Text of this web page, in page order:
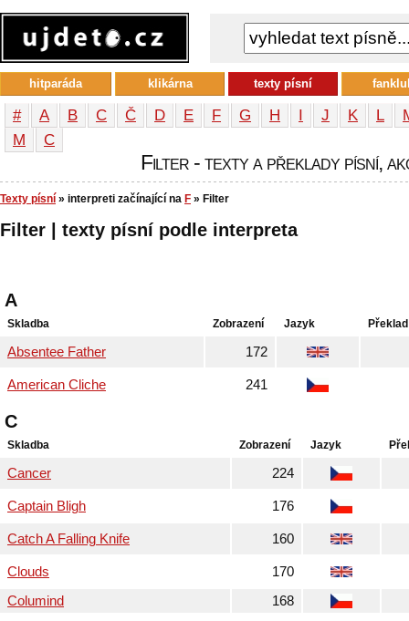
# A B C Č D E F G H I J K L
М
С
Filter - texty a překlady písní,
Texty písní » interpreti začínající na F » Filter
Filter | texty písní podle interpreta
A
Skladba Zobrazení Jazyk Překlad
Absentee Father 172
American Cliche 241
C
Skladba Zobrazení Jazyk
Cancer 224
Captain Bligh 176
Catch A Falling Knife 160
Clouds
170
Columind
168
hitparáda klikárna texty písní